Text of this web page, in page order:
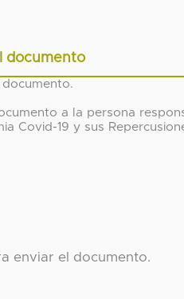
documento
documento.
a la persona
Covid-19 y sus
enviar el documento.